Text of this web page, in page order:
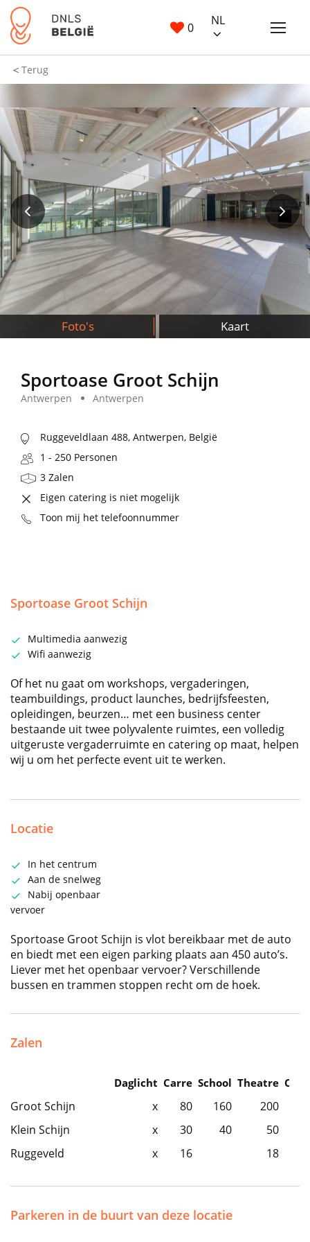
0 NL
Terug
Foto's Kaart
Sportoase Groot Schijn
Antwerpen Antwerpen
Ruggeveldlaan 488, Antwerpen, België
1 - 250 Personen
3 Zalen
Eigen catering is niet mogelijk
Toon mij het telefoonnummer
Sportoase Groot Schijn
Multimedia aanwezig
Wifi aanwezig
Of het nu gaat om workshops, vergaderingen,
teambuildings, product launches, bedrijfsfeesten,
opleidingen, beurzen… met een business center
bestaande uit twee polyvalente ruimtes, een volledig
uitgeruste vergaderruimte en catering op maat, helpen
wij u om het perfecte event uit te werken.
Locatie
In het centrum
Aan de snelweg
Nabij openbaar
vervoer
Sportoase Groot Schijn is vlot bereikbaar met de auto
en biedt met een eigen parking plaats aan 450 auto’s.
Liever met het openbaar vervoer? Verschillende
bussen en trammen stoppen recht om de hoek.
Zalen
Daglicht Carre School Theatre
Groot Schijn x 80 160
200
Klein Schijn
x 30 40
50
Ruggeveld
x 16 18
Parkeren in de buurt van deze locatie